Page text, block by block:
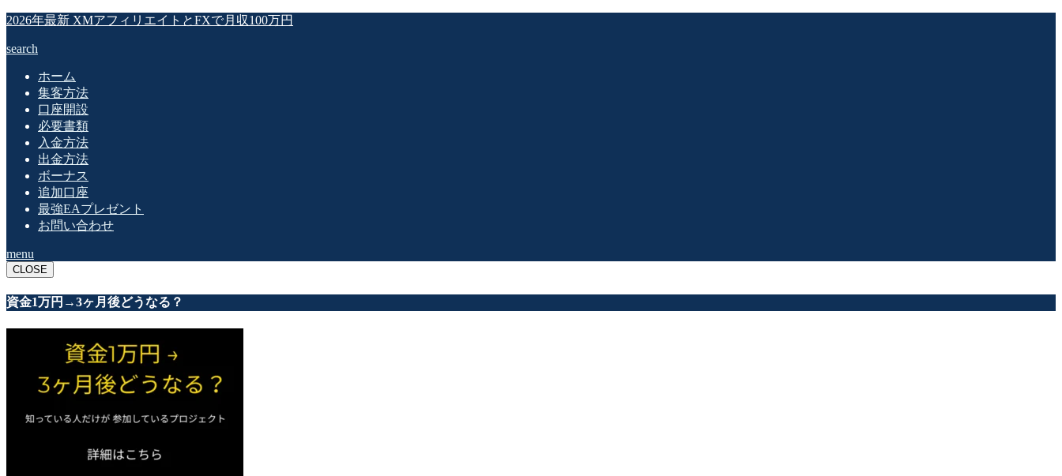
2026年最新 XMアフィリエイトとFXで月収100万円
search
ホーム
集客方法
口座開設
必要書類
入金方法
出金方法
ボーナス
追加口座
最強EAプレゼント
お問い合わせ
menu
CLOSE
資金1万円→3ヶ月後どうなる？